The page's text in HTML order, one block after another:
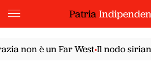
Patria
non è un Far West•Il nodo siriano.